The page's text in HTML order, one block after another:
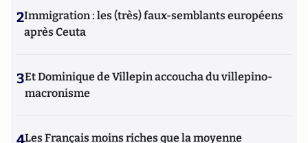
2Immigration : les (très) faux-semblants européens
après Ceuta
3Et Dominique de Villepin accoucha du villepino-
macronisme
4Les Français moins riches que la moyenne